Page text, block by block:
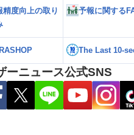
精度向上の取り
予報に関する
The Last 10-
ーニュース公式SNS